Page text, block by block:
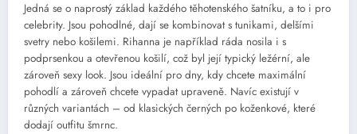
Jedná se o naprostý základ každého těhotenského šatníku, a to i pro
celebrity. Jsou pohodlné, dají se kombinovat s tunikami, delšími
svetry nebo košilemi. Rihanna je například ráda nosila i s
podprsenkou a otevřenou košilí, což byl její typický ležérní, ale
zároveň sexy look. Jsou ideální pro dny, kdy chcete maximální
pohodlí a zároveň chcete vypadat upraveně. Navíc existují v
různých variantách – od klasických černých po koženkové, které
dodají outfitu šmrnc.